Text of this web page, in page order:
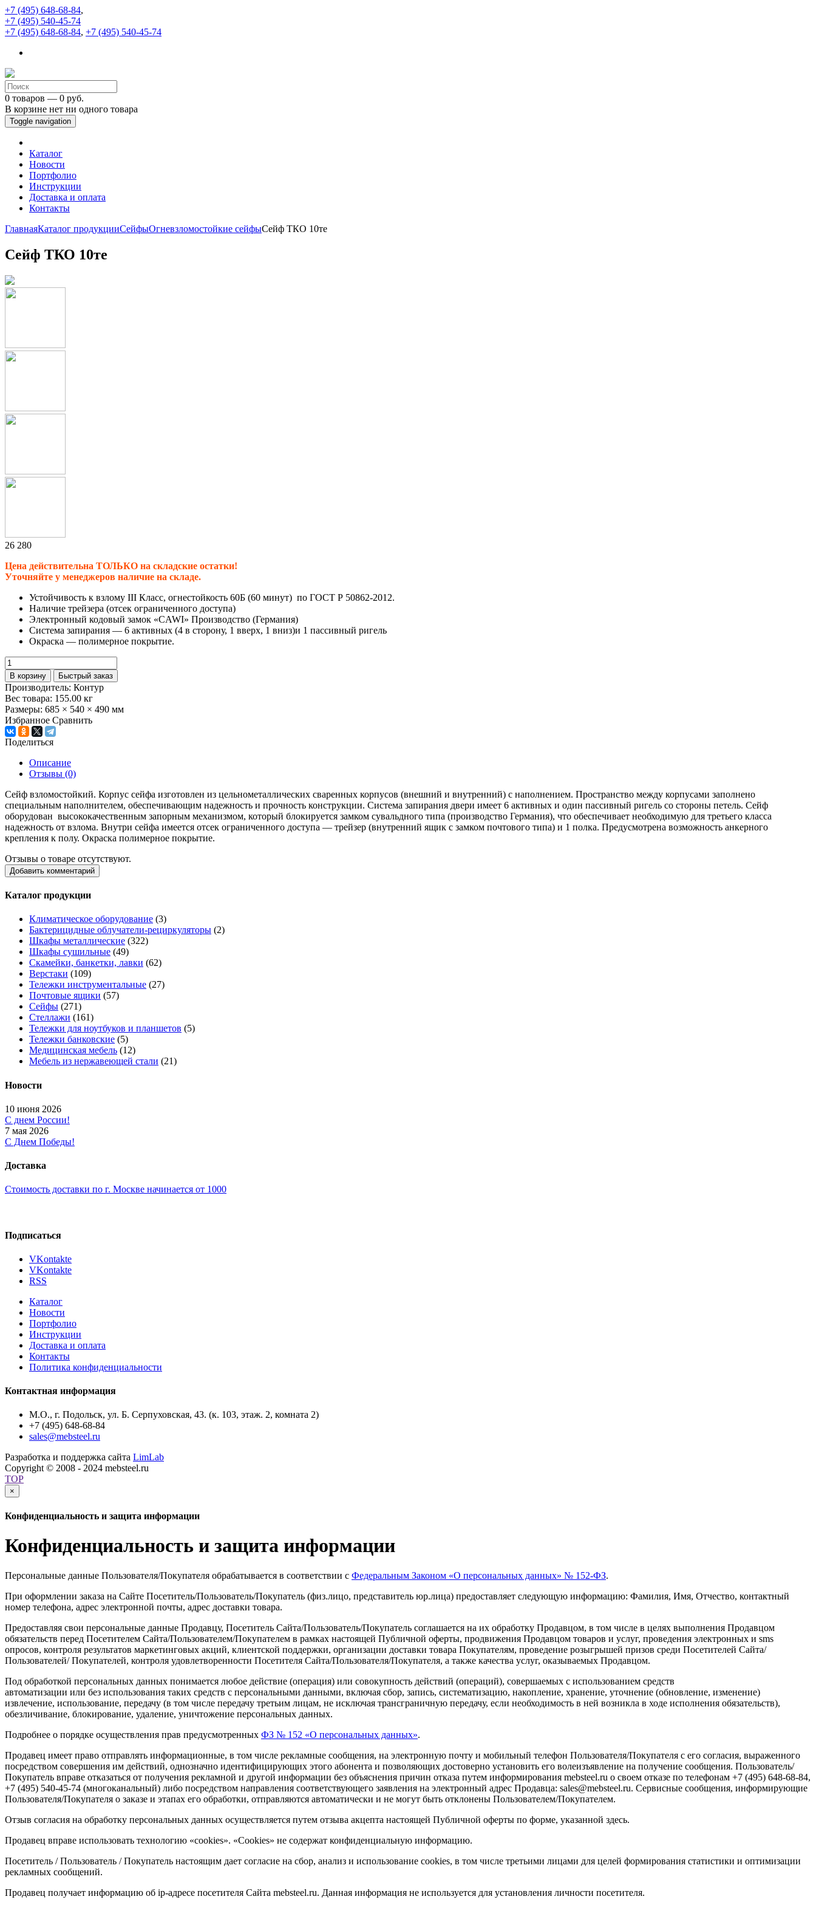
+7 (495) 648-68-84,
+7 (495) 540-45-74
+7 (495) 648-68-84, +7 (495) 540-45-74
0 товаров — 0 руб.
В корзине нет ни одного товара
Toggle navigation
Каталог
Новости
Портфолио
Инструкции
Доставка и оплата
Контакты
ГлавнаяКаталог продукцииСейфыОгневзломостойкие сейфыСейф ТКО 10те
Сейф ТКО 10те
26 280
Цена действительна ТОЛЬКО на складские остатки!
Уточняйте у менеджеров наличие на складе.
Устойчивость к взлому III Класс, огнестойкость 60Б (60 минут) по ГОСТ Р 50862-2012.
Наличие трейзера (отсек ограниченного доступа)
Электронный кодовый замок «CAWI» Производство (Германия)
Система запирания — 6 активных (4 в сторону, 1 вверх, 1 вниз)и 1 пассивный ригель
Окраска — полимерное покрытие.
В корзину Быстрый заказ
Производитель: Контур
Вес товара: 155.00 кг
Размеры: 685 × 540 × 490 мм
Избранное Сравнить
Поделиться
Описание
Отзывы (0)
Сейф взломостойкий. Корпус сейфа изготовлен из цельнометаллических сваренных корпусов (внешний и внутренний) с наполнением. Пространство между корпусами заполнено
специальным наполнителем, обеспечивающим надежность и прочность конструкции. Система запирания двери имеет 6 активных и один пассивный ригель со стороны петель. Сейф
оборудован высококачественным запорным механизмом, который блокируется замком сувальдного типа (производство Германия), что обеспечивает необходимую для третьего класса
надежность от взлома. Внутри сейфа имеется отсек ограниченного доступа — трейзер (внутренний ящик с замком почтового типа) и 1 полка. Предусмотрена возможность анкерного
крепления к полу. Окраска полимерное покрытие.
Отзывы о товаре отсутствуют.
Добавить комментарий
Каталог продукции
Климатическое оборудование (3)
Бактерицидные облучатели-рециркуляторы (2)
Шкафы металлические (322)
Шкафы сушильные (49)
Скамейки, банкетки, лавки (62)
Верстаки (109)
Тележки инструментальные (27)
Почтовые ящики (57)
Сейфы (271)
Стеллажи (161)
Тележки для ноутбуков и планшетов (5)
Тележки банковские (5)
Медицинская мебель (12)
Мебель из нержавеющей стали (21)
Новости
10 июня 2026
С днем России!
7 мая 2026
С Днем Победы!
Доставка
Стоимость доставки по г. Москве начинается от 1000
Подписаться
VKontakte
VKontakte
RSS
Каталог
Новости
Портфолио
Инструкции
Доставка и оплата
Контакты
Политика конфиденциальности
Контактная информация
М.О., г. Подольск, ул. Б. Серпуховская, 43. (к. 103, этаж. 2, комната 2)
+7 (495) 648-68-84
sales@mebsteel.ru
Разработка и поддержка сайта LimLab
Copyright © 2008 - 2024 mebsteel.ru
TOP
×
Конфиденциальность и защита информации
Конфиденциальность и защита информации
Персональные данные Пользователя/Покупателя обрабатывается в соответствии с Федеральным Законом «О персональных данных» № 152-ФЗ.
При оформлении заказа на Сайте Посетитель/Пользователь/Покупатель (физ.лицо, представитель юр.лица) предоставляет следующую информацию: Фамилия, Имя, Отчество, контактный
номер телефона, адрес электронной почты, адрес доставки товара.
Предоставляя свои персональные данные Продавцу, Посетитель Сайта/Пользователь/Покупатель соглашается на их обработку Продавцом, в том числе в целях выполнения Продавцом
обязательств перед Посетителем Сайта/Пользователем/Покупателем в рамках настоящей Публичной оферты, продвижения Продавцом товаров и услуг, проведения электронных и sms
опросов, контроля результатов маркетинговых акций, клиентской поддержки, организации доставки товара Покупателям, проведение розыгрышей призов среди Посетителей Сайта/
Пользователей/ Покупателей, контроля удовлетворенности Посетителя Сайта/Пользователя/Покупателя, а также качества услуг, оказываемых Продавцом.
Под обработкой персональных данных понимается любое действие (операция) или совокупность действий (операций), совершаемых с использованием средств
автоматизации или без использования таких средств с персональными данными, включая сбор, запись, систематизацию, накопление, хранение, уточнение (обновление, изменение)
извлечение, использование, передачу (в том числе передачу третьим лицам, не исключая трансграничную передачу, если необходимость в ней возникла в ходе исполнения обязательств),
обезличивание, блокирование, удаление, уничтожение персональных данных.
Подробнее о порядке осуществления прав предусмотренных ФЗ № 152 «О персональных данных».
Продавец имеет право отправлять информационные, в том числе рекламные сообщения, на электронную почту и мобильный телефон Пользователя/Покупателя с его согласия, выраженного
посредством совершения им действий, однозначно идентифицирующих этого абонента и позволяющих достоверно установить его волеизъявление на получение сообщения. Пользователь/
Покупатель вправе отказаться от получения рекламной и другой информации без объяснения причин отказа путем информирования mebsteel.ru о своем отказе по телефонам +7 (495) 648-68-84,
+7 (495) 540-45-74 (многоканальный) либо посредством направления соответствующего заявления на электронный адрес Продавца: sales@mebsteel.ru. Сервисные сообщения, информирующие
Пользователя/Покупателя о заказе и этапах его обработки, отправляются автоматически и не могут быть отклонены Пользователем/Покупателем.
Отзыв согласия на обработку персональных данных осуществляется путем отзыва акцепта настоящей Публичной оферты по форме, указанной здесь.
Продавец вправе использовать технологию «cookies». «Cookies» не содержат конфиденциальную информацию.
Посетитель / Пользователь / Покупатель настоящим дает согласие на сбор, анализ и использование cookies, в том числе третьими лицами для целей формирования статистики и оптимизации
рекламных сообщений.
Продавец получает информацию об ip-адресе посетителя Сайта mebsteel.ru. Данная информация не используется для установления личности посетителя.